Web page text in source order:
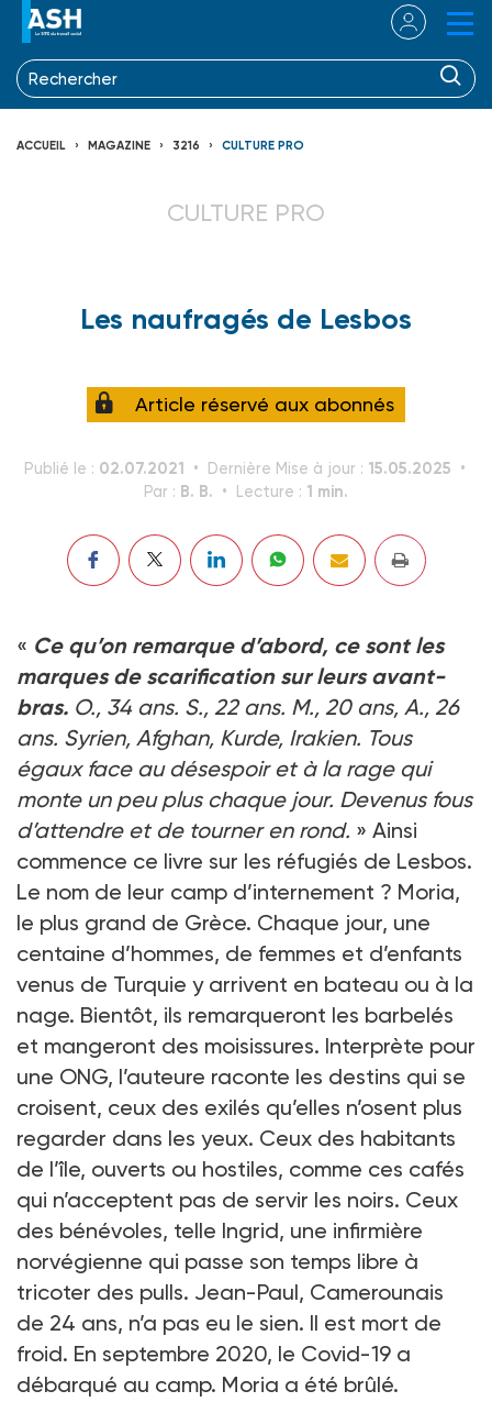
ACCUEIL MAGAZINE 3216 CULTURE PRO
CULTURE PRO
Les naufragés de Lesbos
Article réservé aux abonnés
Publié le : 02.07.2021 Dernière Mise à jour : 15.05.2025
Par : B. B. Lecture : 1 min.
« Ce qu’on remarque d’abord, ce sont les
marques de scarification sur leurs avant-
bras. O., 34 ans. S., 22 ans. M., 20 ans, A., 26
ans. Syrien, Afghan, Kurde, Irakien. Tous
égaux face au désespoir et à la rage qui
monte un peu plus chaque jour. Devenus fous
d’attendre et de tourner en rond. » Ainsi
commence ce livre sur les réfugiés de Lesbos.
Le nom de leur camp d’internement ? Moria,
le plus grand de Grèce. Chaque jour, une
centaine d’hommes, de femmes et d’enfants
venus de Turquie y arrivent en bateau ou à la
nage. Bientôt, ils remarqueront les barbelés
et mangeront des moisissures. Interprète pour
une ONG, l’auteure raconte les destins qui se
croisent, ceux des exilés qu’elles n’osent plus
regarder dans les yeux. Ceux des habitants
de l’île, ouverts ou hostiles, comme ces cafés
qui n’acceptent pas de servir les noirs. Ceux
des bénévoles, telle Ingrid, une infirmière
norvégienne qui passe son temps libre à
tricoter des pulls. Jean-Paul, Camerounais
de 24 ans, n’a pas eu le sien. Il est mort de
froid. En septembre 2020, le Covid-19 a
débarqué au camp. Moria a été brûlé.